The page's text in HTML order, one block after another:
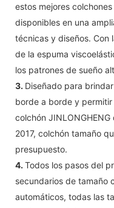
estos mejores
disponibles en una
técnicas y diseños. Con
de la espuma
los patrones de sueño
3. Diseñado para
borde a borde y
colchón
2017, colchón tamaño
presupuesto.
4. Todos los pasos del
secundarios de tamaño
automáticos, todas las